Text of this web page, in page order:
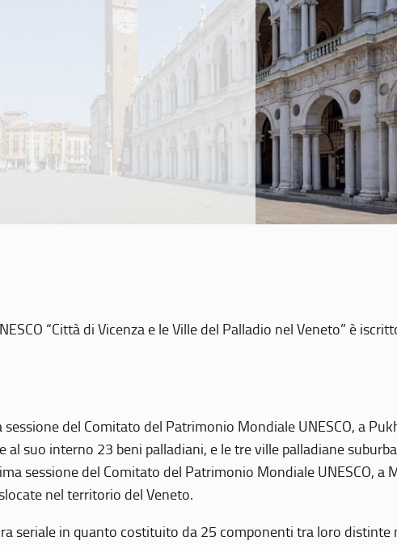
“Città di Vicenza e le Ville del Palladio nel Veneto” è
del Comitato del Patrimonio Mondiale UNESCO, a
al suo interno 23 beni palladiani, e le tre ville palladiane
sessione del Comitato del Patrimonio Mondiale UNESCO,
nel territorio del Veneto.
seriale in quanto costituito da 25 componenti tra loro distinte